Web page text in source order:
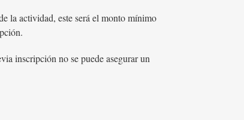
la actividad, este será el monto mínimo
inscripción no se puede asegurar un